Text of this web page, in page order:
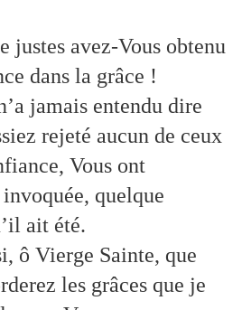
justes avez-Vous obtenu
dans la grâce !
jamais entendu dire
rejeté aucun de ceux
Vous ont
quelque
ait été.
ô Vierge Sainte, que
les grâces que je